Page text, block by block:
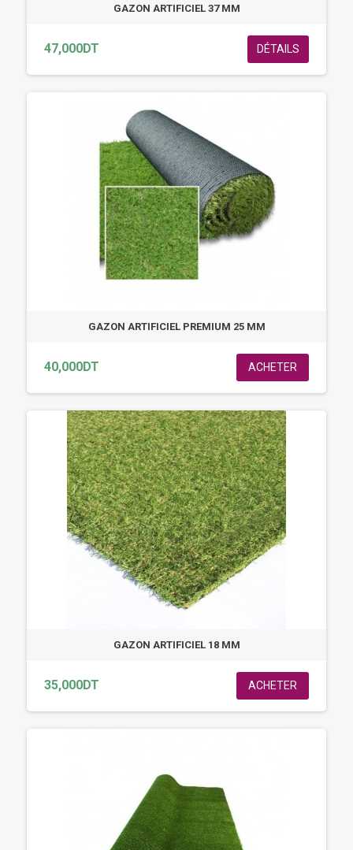
GAZON ARTIFICIEL 37 MM
47,000DT DÉTAILS
GAZON ARTIFICIEL PREMIUM 25 MM
40,000DT ACHETER
GAZON ARTIFICIEL 18 MM
35,000DT ACHETER